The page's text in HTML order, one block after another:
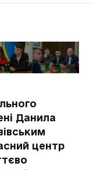
Данила
центр